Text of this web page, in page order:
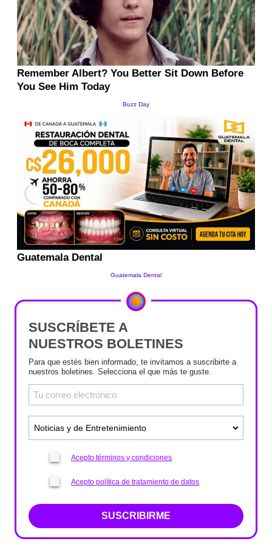
SUSCRÍBETE A
NUESTROS BOLETINES
Para que estés bien informado, te invitamos a suscribirte a
nuestros boletines. Selecciona el que más te guste.
Acepto términos y condiciones
Acepto política de tratamiento de datos
SUSCRIBIRME